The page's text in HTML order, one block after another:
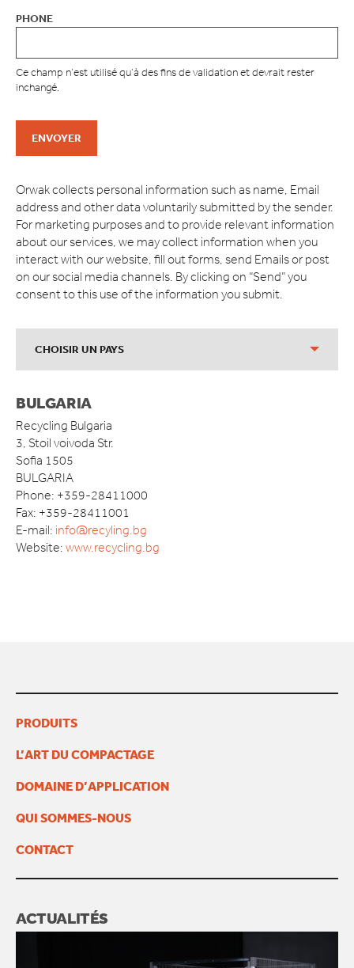
PHONE
Ce champ n’est utilisé qu’à des fins de validation et devrait rester
inchangé.
Orwak collects personal information such as name, Email
address and other data voluntarily submitted by the sender.
For marketing purposes and to provide relevant information
about our services, we may collect information when you
interact with our website, fill out forms, send Emails or post
on our social media channels. By clicking on “Send” you
consent to this use of the information you submit.
CHOISIR UN PAYS
BULGARIA
Recycling Bulgaria
3, Stoil voivoda Str.
Sofia 1505
BULGARIA
Phone: +359-28411000
Fax: +359-28411001
E-mail: info@recyling.bg
Website: www.recycling.bg
PRODUITS
L’ART DU COMPACTAGE
DOMAINE D’APPLICATION
QUI SOMMES-NOUS
CONTACT
ACTUALITÉS